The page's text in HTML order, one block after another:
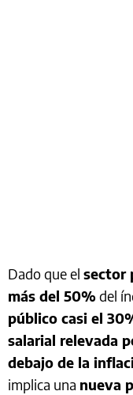
Dado que el sector
más del 50% del
público casi el
salarial relevada
debajo de la
implica una nueva